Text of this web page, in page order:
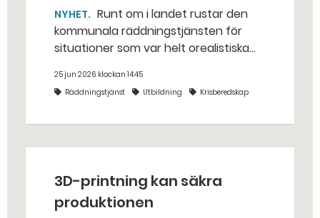
NYHET
kommunala räddningstjänsten för
situationer som var helt orealistiska
bakhåll, utspridda granater och hot
från livsfarliga drönare i det
25 jun 2026 klockan 14:45
Räddningstjänst
Utbildning Krisberedskap
3D-printning kan säkra
produktionen